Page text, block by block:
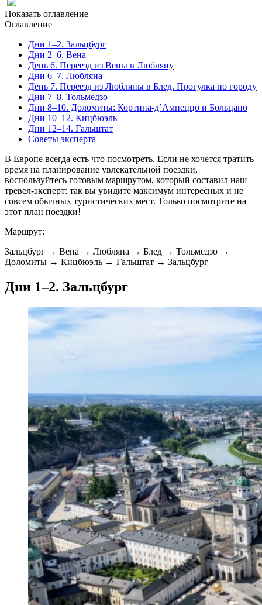
Показать оглавление
Оглавление
Дни 1–2. Зальцбург
Дни 2–6. Вена
День 6. Переезд из Вены в Любляну
Дни 6–7. Любляна
День 7. Переезд из Любляны в Блед. Прогулка по городу
Дни 7–8. Тольмедзо
Дни 8–10. Доломиты: Кортина-д’Ампеццо и Больцано
Дни 10–12. Кицбюэль
Дни 12–14. Гальштат
Советы эксперта
В Европе всегда есть что посмотреть. Если не хочется тратить
время на планирование увлекательной поездки,
воспользуйтесь готовым маршрутом, который составил наш
тревел-эксперт: так вы увидите максимум интересных и не
совсем обычных туристических мест. Только посмотрите на
этот план поездки!
Маршрут:
Зальцбург → Вена → Любляна → Блед → Тольмедзо →
Доломиты → Кицбюэль → Гальштат → Зальцбург
Дни 1–2. Зальцбург